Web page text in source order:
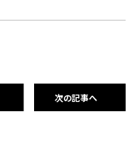
次の記事へ